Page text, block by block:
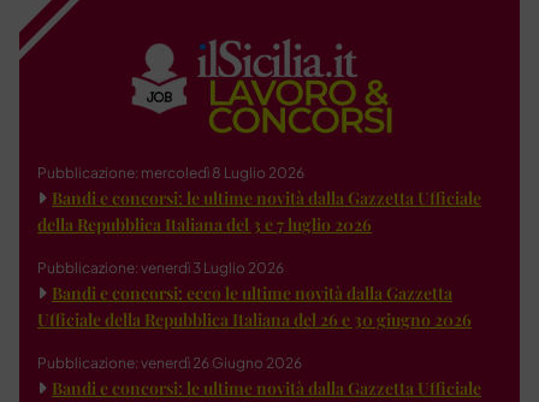
Pubblicazione: mercoledì 8 Luglio 2026
Bandi e concorsi: le ultime novità dalla Gazzetta Ufficiale
della Repubblica Italiana del 3 e 7 luglio 2026
Pubblicazione: venerdì 3 Luglio 2026
Bandi e concorsi: ecco le ultime novità dalla Gazzetta
Ufficiale della Repubblica Italiana del 26 e 30 giugno 2026
Pubblicazione: venerdì 26 Giugno 2026
Bandi e concorsi: le ultime novità dalla Gazzetta Ufficiale